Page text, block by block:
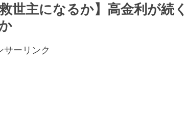
世主になるか】高金利が続
サーリンク